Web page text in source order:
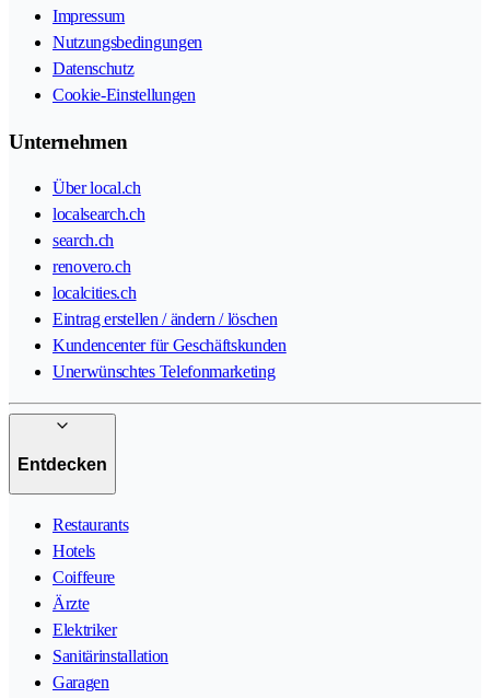
Impressum
Nutzungsbedingungen
Datenschutz
Cookie-Einstellungen
Unternehmen
Über local.ch
localsearch.ch
search.ch
renovero.ch
localcities.ch
Eintrag erstellen / ändern / löschen
Kundencenter für Geschäftskunden
Unerwünschtes Telefonmarketing
Entdecken
Restaurants
Hotels
Coiffeure
Ärzte
Elektriker
Sanitärinstallation
Garagen